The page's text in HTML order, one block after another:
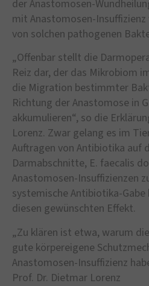
der Anastomosen-
mit Anastomosen-
von solchen pathogenen
„Offenbar stellt die
Reiz dar, der das Mikrobiom
die Migration bestimmter
Richtung der Anastomose in
akkumulieren“, so die
Lorenz. Zwar gelang es im
Auftragen von Antibiotika auf
Darmabschnitte, E. faecalis
Anastomosen-Insuffizienzen
systemische Antibiotika-
diesen gewünschten Effekt.
„Zu klären ist etwa, warum
gute körpereigene
Anastomosen-Insuffizienz
Prof. Dr. Dietmar Lorenz